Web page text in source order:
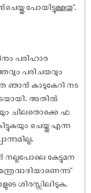
പോയിട്ടുള്ളതു്.
പരിഹാര
പരിചയവും
ഞാൻ കാടുകേറി നട
അതിൽ
ചിലതൊക്കെ ഫ
ചെയ്തു എന്ന
നല്ലപോലെ കേട്ടുമന
ശിരസ്സിലിടുക.